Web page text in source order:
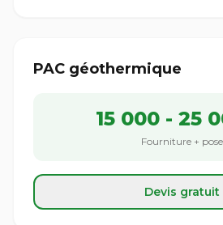
PAC géothermique
15 000 - 25
Fourniture + pose
Devis gratuit